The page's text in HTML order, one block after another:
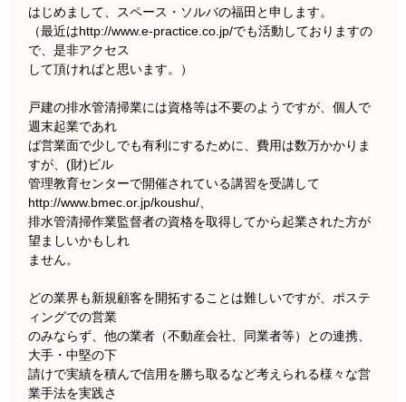
はじめまして、スペース・ソルバの福田と申します。
（最近はhttp://www.e-practice.co.jp/でも活動しておりますの
で、是非アクセス
して頂ければと思います。）
戸建の排水管清掃業には資格等は不要のようですが、個人で
週末起業であれ
ば営業面で少しでも有利にするために、費用は数万かかりま
すが、(財)ビル
管理教育センターで開催されている講習を受講して
http://www.bmec.or.jp/koushu/、
排水管清掃作業監督者の資格を取得してから起業された方が
望ましいかもしれ
ません。
どの業界も新規顧客を開拓することは難しいですが、ポステ
ィングでの営業
のみならず、他の業者（不動産会社、同業者等）との連携、
大手・中堅の下
請けで実績を積んで信用を勝ち取るなど考えられる様々な営
業手法を実践さ